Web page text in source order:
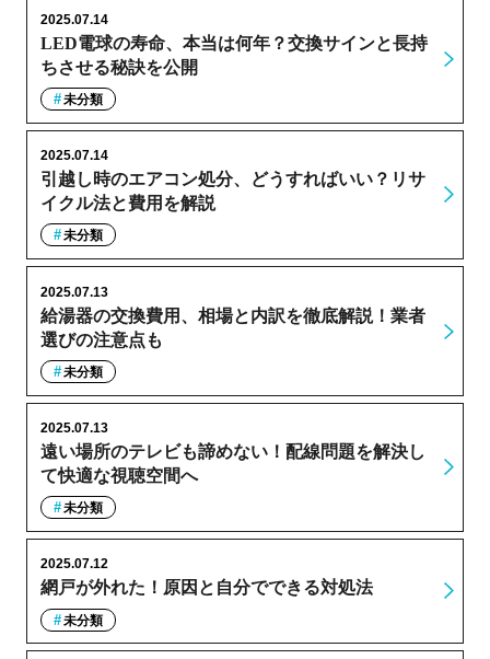
LED電球の寿命、本当は何年？交換サインと長持
ちさせる秘訣を公開
2025.07.14
未分類
引越し時のエアコン処分、どうすればいい？リサ
イクル法と費用を解説
2025.07.14
未分類
給湯器の交換費用、相場と内訳を徹底解説！業者
選びの注意点も
2025.07.13
未分類
遠い場所のテレビも諦めない！配線問題を解決し
て快適な視聴空間へ
2025.07.13
未分類
網戸が外れた！原因と自分でできる対処法
2025.07.12
未分類